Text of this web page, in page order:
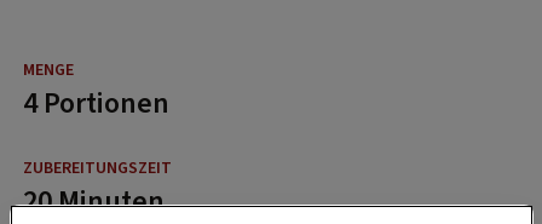
4 Portionen
20 Minuten